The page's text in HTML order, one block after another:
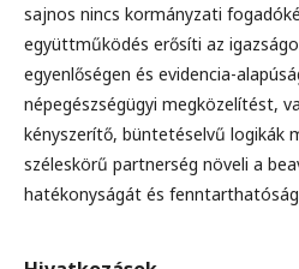
sajnos nincs kormányzati
együttműködés erősíti az
egyenlőségen és evidencia-
népegészségügyi megközelítést,
kényszerítő, büntetéselvű logikák
széleskörű partnerség növeli a
hatékonyságát és